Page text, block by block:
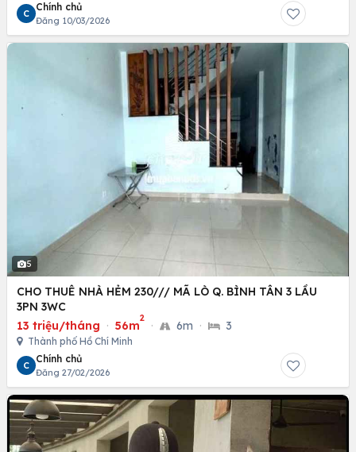
C
Chính chủ
Đăng 10/03/2026
5
CHO THUÊ NHÀ HẺM 230/// MÃ LÒ Q. BÌNH TÂN 3 LẦU
3PN 3WC
13 triệu/tháng · 56m
2
· 6m · 3
Thành phố Hồ Chí Minh
C
Chính chủ
Đăng 27/02/2026